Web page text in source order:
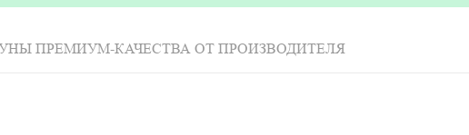
ПРЕМИУМ-КАЧЕСТВА ОТ ПРОИЗВОДИТЕЛЯ